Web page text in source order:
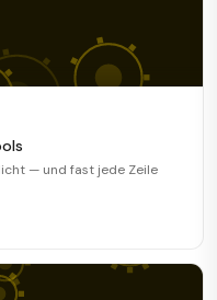
— und fast jede Zeile